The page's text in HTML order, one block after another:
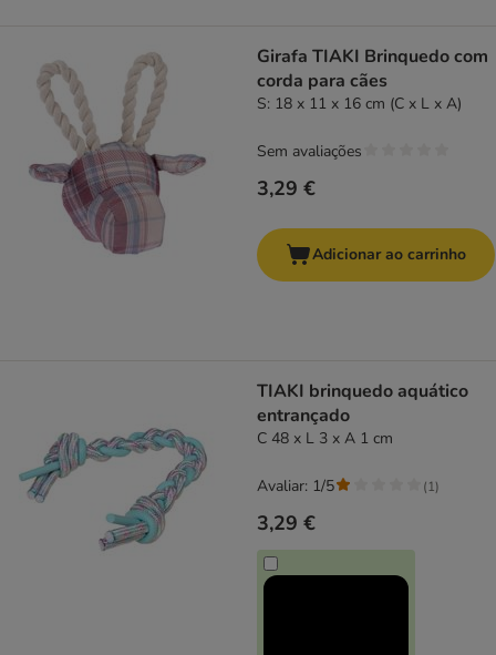
Girafa TIAKI Brinquedo com
corda para cães
S: 18 x 11 x 16 cm (C x L x A)
3,29 €
Sem avaliações
Adicionar ao carrinho
TIAKI brinquedo aquático
entrançado
C 48 x L 3 x A 1 cm
3,29 €
Avaliar: 1/5 (1)